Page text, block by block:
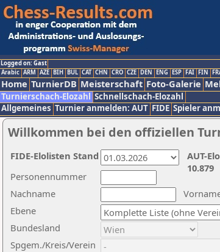
Logged on: Gast
Arabic ARM AZE BIH BUL CAT CHN CRO CZE DEN ENG ESP FAI FIN
Home TurnierDB Meisterschaft Foto-Galerie
Turnierschach-Elozahl Schnellschach-Elozahl
Allgemeines Turnier anmelden: AUT FIDE Spieler
Willkommen bei den offiziellen
Nachname
Ebene
Personennummer
Bundesland
Spgem./Kreis/Verein
AUT-
10.879
FIDE-Elolisten Stand